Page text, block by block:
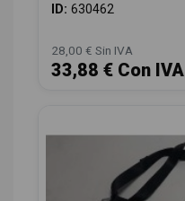
ID: 630462
28,00 € Sin IVA
33,88 € Con IVA